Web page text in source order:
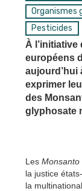
Organismes
Pesticides
À
européens
aujourd’hui
exprimer
des
glyphosate
Les Monsanto
la justice
la